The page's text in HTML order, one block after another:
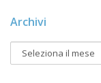
Archivi